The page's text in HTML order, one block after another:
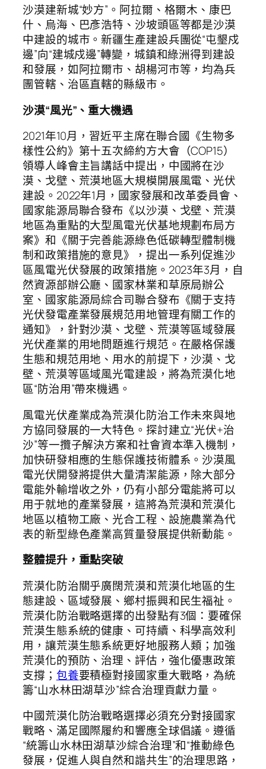
沙漠建新城“妙方”。阿拉爾、格爾木、康巴
什、烏海、巴彥浩特、沙坡頭區等都是沙漠
中建設的城市。新疆生產建設兵團從“屯墾戍
邊”向“建城戍邊”轉變，城鎮和綠洲得到建設
和發展，如阿拉爾市、胡楊河市等，均為兵
團管轄、治區直轄的縣級市。
沙漠“風光”、重大機遇
2021年10月，習近平主席在聯合國《生物多
樣性公約》第十五次締約方大會（COP15）
領導人峰會主旨講話中提出，中國將在沙
漠、戈壁、荒漠地區大規模開展風電、光伏
建設。2022年1月，國家發展和改革委員會、
國家能源局聯合發布《以沙漠、戈壁、荒漠
地區為重點的大型風電光伏基地規劃布局方
案》和《關于完善能源綠色低碳轉型體制機
制和政策措施的意見》，提出一系列促進沙
區風電光伏發展的政策措施。2023年3月，自
然資源部辦公廳、國家林業和草原局辦公
室、國家能源局綜合司聯合發布《關于支持
光伏發電產業發展規范用地管理有關工作的
通知》，針對沙漠、戈壁、荒漠等區域發展
光伏產業的用地問題進行規范。在嚴格保護
生態和規范用地、用水的前提下，沙漠、戈
壁、荒漠等區域風光電建設，將為荒漠化地
區“防治用”帶來機遇。
風電光伏產業成為荒漠化防治工作未來與地
方協同發展的一大特色。探討建立“光伏+治
沙”等一攬子解決方案和社會資本準入機制，
加快研發相應的生態保護技術體系。沙漠風
電光伏開發將提供大量清潔能源，除大部分
電能外輸增收之外，仍有小部分電能將可以
用于就地的產業發展，這將為荒漠和荒漠化
地區以植物工廠、光合工程、設施農業為代
表的新型綠色產業高質量發展提供新動能。
整體提升，重點突破
荒漠化防治關乎廣闊荒漠和荒漠化地區的生
態建設、區域發展、鄉村振興和民生福祉。
荒漠化防治戰略選擇的出發點有3個：要確保
荒漠生態系統的健康、可持續、科學高效利
用，讓荒漠生態系統更好地服務人類；加強
荒漠化的預防、治理、評估，強化優惠政策
支撐； 包養要積極對接國家重大戰略，為統
籌“山水林田湖草沙”綜合治理貢獻力量。
中國荒漠化防治戰略選擇必須充分對接國家
戰略、滿足國際履約和響應全球倡議。遵循
“統籌山水林田湖草沙綜合治理”和“推動綠色
發展，促進人與自然和諧共生”的治理思路，